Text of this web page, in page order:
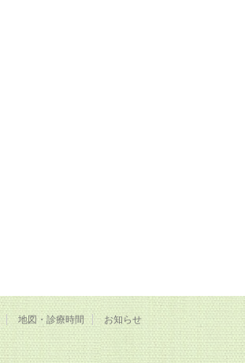
地図・診療時間 お知らせ